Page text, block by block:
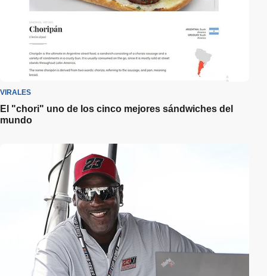
VIRALES
El "chori" uno de los cinco mejores sándwiches del
mundo